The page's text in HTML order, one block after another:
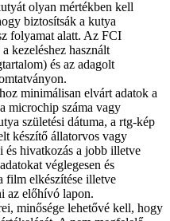
olyan mértékben kell
biztosítsák a kutya
folyamat alatt. Az FCI
kezeléshez használt
és az adagolt
minimálisan elvárt adatok a
microchip száma vagy
születési dátuma, a rtg-kép
készítő állatorvos vagy
és hivatkozás a jobb illetve
véglegesen és
film elkészítése illetve
az előhívó lapon.
minősége lehetővé kell, hogy